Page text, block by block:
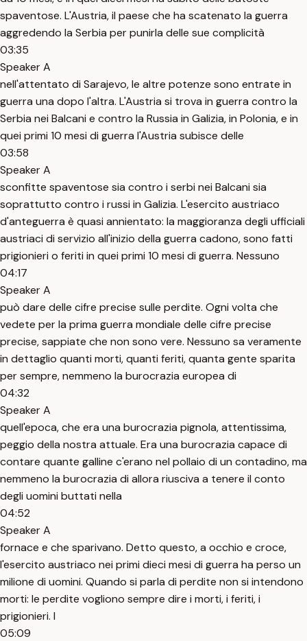
spaventose. L'Austria, il paese che ha scatenato la guerra
aggredendo la Serbia per punirla delle sue complicità
03:35
Speaker A
nell'attentato di Sarajevo, le altre potenze sono entrate in
guerra una dopo l'altra. L'Austria si trova in guerra contro la
Serbia nei Balcani e contro la Russia in Galizia, in Polonia, e in
quei primi 10 mesi di guerra l'Austria subisce delle
03:58
Speaker A
sconfitte spaventose sia contro i serbi nei Balcani sia
soprattutto contro i russi in Galizia. L'esercito austriaco
d'anteguerra è quasi annientato: la maggioranza degli ufficiali
austriaci di servizio all'inizio della guerra cadono, sono fatti
prigionieri o feriti in quei primi 10 mesi di guerra. Nessuno
04:17
Speaker A
può dare delle cifre precise sulle perdite. Ogni volta che
vedete per la prima guerra mondiale delle cifre precise
precise, sappiate che non sono vere. Nessuno sa veramente
in dettaglio quanti morti, quanti feriti, quanta gente sparita
per sempre, nemmeno la burocrazia europea di
04:32
Speaker A
quell'epoca, che era una burocrazia pignola, attentissima,
peggio della nostra attuale. Era una burocrazia capace di
contare quante galline c'erano nel pollaio di un contadino, ma
nemmeno la burocrazia di allora riusciva a tenere il conto
degli uomini buttati nella
04:52
Speaker A
fornace e che sparivano. Detto questo, a occhio e croce,
l'esercito austriaco nei primi dieci mesi di guerra ha perso un
milione di uomini. Quando si parla di perdite non si intendono
morti: le perdite vogliono sempre dire i morti, i feriti, i
prigionieri. I
05:09